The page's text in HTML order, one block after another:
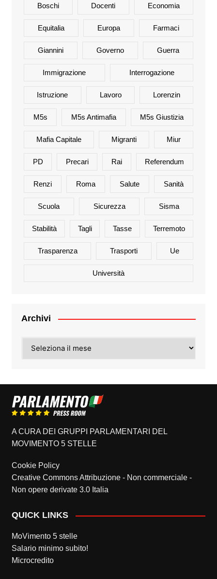
Boschi Docenti Economia
Equitalia Europa Farmaci
Giannini Governo Guerra
Immigrazione Interrogazione
Istruzione Lavoro Lorenzin
M5s M5s Antimafia M5s Giustizia
Mafia Capitale Migranti Miur
PD Precari Rai Referendum
Renzi Roma Salute Sanità
Scuola Sicurezza Sisma
Stabilità Tagli Tasse Terremoto
Trasparenza Trasporti Ue
Università
Archivi
A CURA DEI GRUPPI PARLAMENTARI DEL
MOVIMENTO 5 STELLE
Cookie Policy
Creative Commons Attribuzione - Non commerciale -
Non opere derivate 3.0 Italia
QUICK LINKS
MoVimento 5 stelle
Salario minimo subito!
Microcredito